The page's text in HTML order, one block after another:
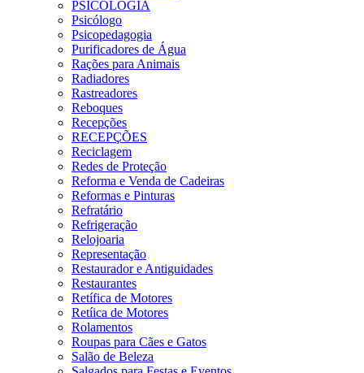
PSICOLOGIA
Psicólogo
Psicopedagogia
Purificadores de Água
Rações para Animais
Radiadores
Rastreadores
Reboques
Recepções
RECEPÇÕES
Reciclagem
Redes de Proteção
Reforma e Venda de Cadeiras
Reformas e Pinturas
Refratário
Refrigeração
Relojoaria
Representação
Restaurador e Antiguidades
Restaurantes
Retífica de Motores
Retíica de Motores
Rolamentos
Roupas para Cães e Gatos
Salão de Beleza